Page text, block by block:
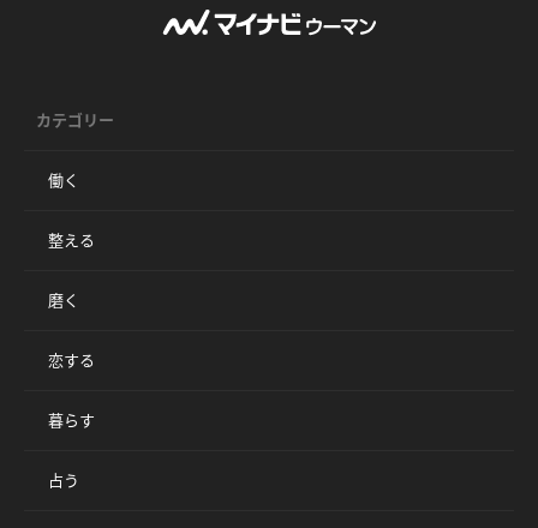
カテゴリー
働く
整える
磨く
恋する
暮らす
占う